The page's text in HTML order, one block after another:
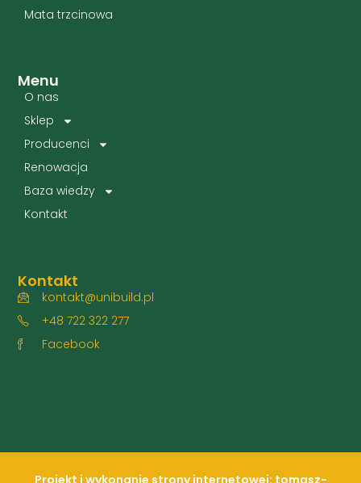
Menu
O nas
Sklep
Producenci
Renowacja
Baza wiedzy
Kontakt
Mata trzcinowa
Kontakt
kontakt@unibuild.pl
+48 722 322 277
Facebook
Projekt i wykonanie strony internetowej: tomasz-